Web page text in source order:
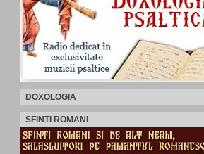
DOXOLOGIA
SFINTI ROMANI